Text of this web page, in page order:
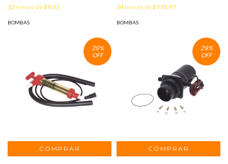
12meses de$9.51
BOMBAS
24meses de$775.97
BOMBAS
29%
OFF
29%
OFF